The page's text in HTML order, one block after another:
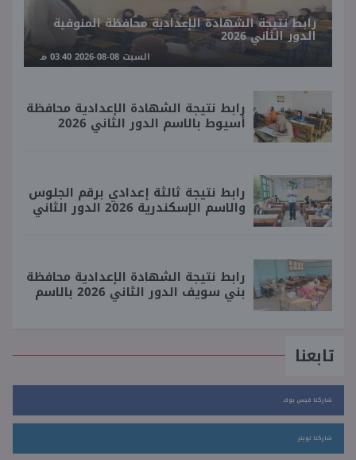
رابط نتيجة الشهادة الإعدادية محافظة المنوفية
الدور الثاني 2026
السبت 08-08-2026 03:40 مـ
رابط نتيجة الشهادة الإعدادية محافظة
أسيوط بالاسم الدور الثاني 2026
رابط نتيجة ثالثة إعدادي برقم الجلوس
والاسم الإسكندرية 2026 الدور الثاني
رابط نتيجة الشهادة الإعدادية محافظة
بني سويف الدور الثاني 2026 بالاسم
تابعنا
شاركنا فيس بوك
شاركنا تويتر